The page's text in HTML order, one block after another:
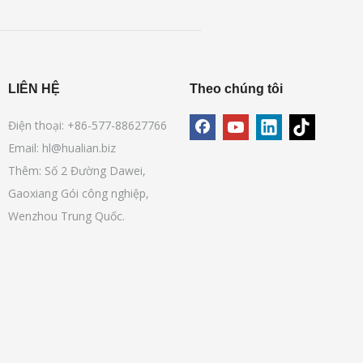
LIÊN HỆ
Điện thoại: +86-577-88627766
Email: hl@hualian.biz
Thêm: Số 2 Đường Dawei,
Gaoxiang Gói công nghiệp,
Wenzhou Trung Quốc.
Theo chúng tôi